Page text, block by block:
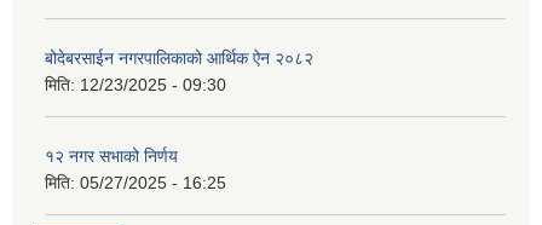
बोदेबरसाईन नगरपालिकाको आर्थिक ऐन २०८२
मिति: 12/23/2025 - 09:30
१२ नगर सभाको निर्णय
मिति: 05/27/2025 - 16:25